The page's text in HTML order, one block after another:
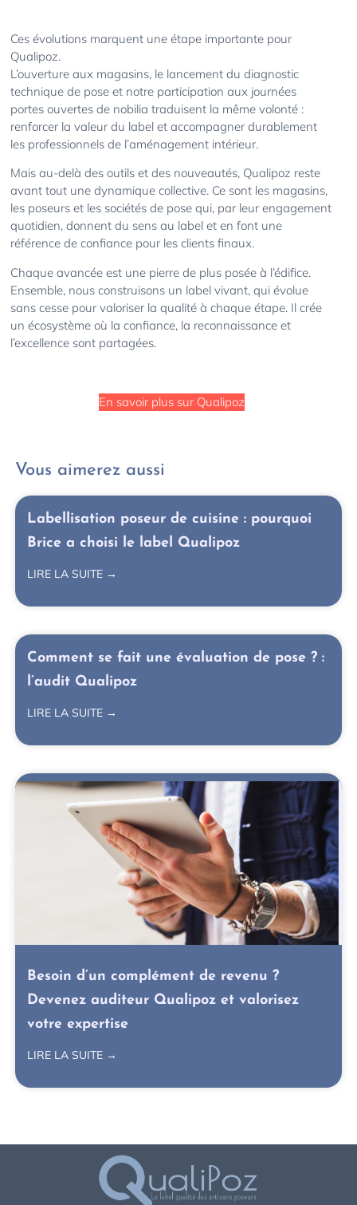
Ces évolutions marquent une étape importante pour
Qualipoz.
L’ouverture aux magasins, le lancement du diagnostic
technique de pose et notre participation aux journées
portes ouvertes de nobilia traduisent la même volonté :
renforcer la valeur du label et accompagner durablement
les professionnels de l’aménagement intérieur.
Mais au-delà des outils et des nouveautés, Qualipoz reste
avant tout une dynamique collective. Ce sont les magasins,
les poseurs et les sociétés de pose qui, par leur engagement
quotidien, donnent du sens au label et en font une
référence de confiance pour les clients finaux.
Chaque avancée est une pierre de plus posée à l’édifice.
Ensemble, nous construisons un label vivant, qui évolue
sans cesse pour valoriser la qualité à chaque étape. Il crée
un écosystème où la confiance, la reconnaissance et
l’excellence sont partagées.
En savoir plus sur Qualipoz
Vous aimerez aussi
Labellisation poseur de cuisine : pourquoi
Brice a choisi le label Qualipoz
LIRE LA SUITE →
Comment se fait une évaluation de pose ? :
l’audit Qualipoz
LIRE LA SUITE →
Besoin d’un complément de revenu ?
Devenez auditeur Qualipoz et valorisez
votre expertise
LIRE LA SUITE →